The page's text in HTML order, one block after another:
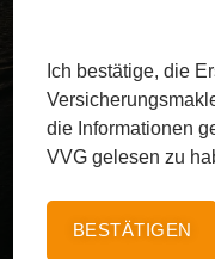
Ich bestätige, die
die Informationen
VVG gelesen zu
BESTÄTIGEN